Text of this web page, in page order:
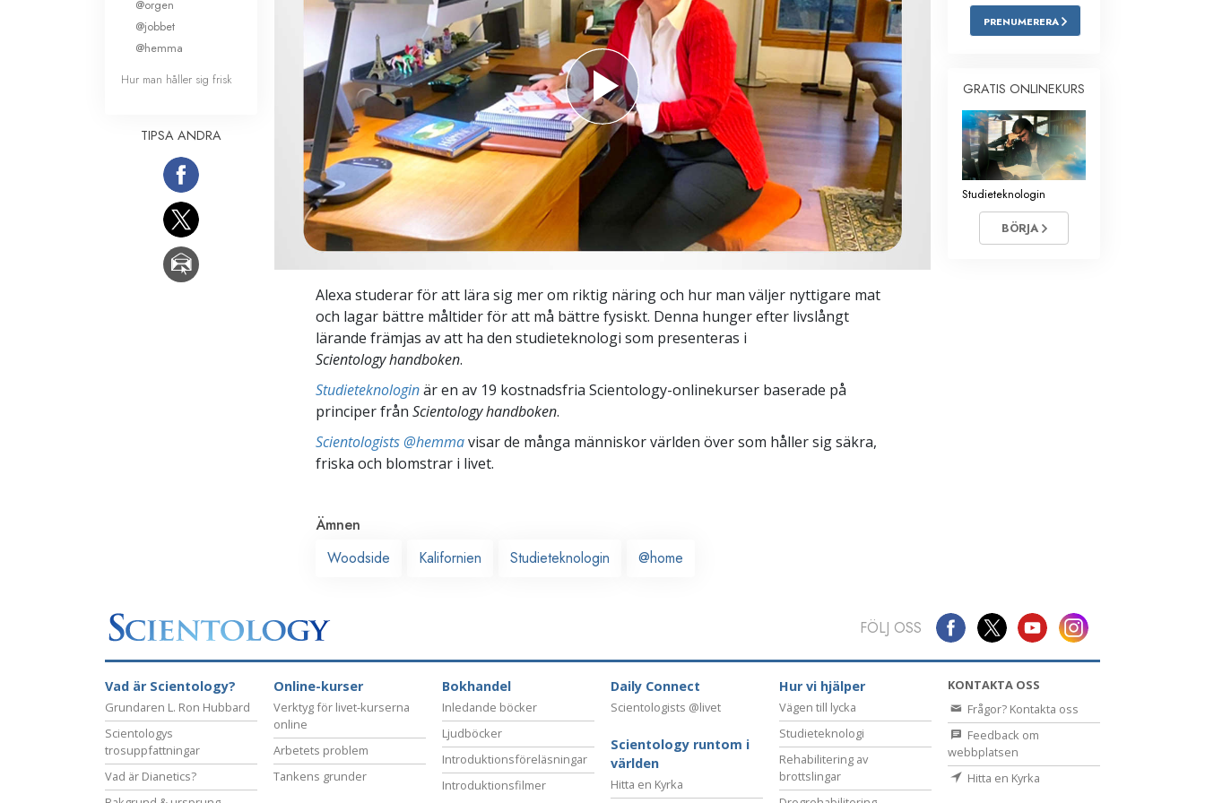
Barn
Verktyg för arbetslivet
Etik och tillstånden
Orsaken till undertryckande
Undersökningar
Organiseringens grunder
Grunderna i public relations
Alexa studerar för att lära sig mer om riktig näring och hur man väljer nyttigare mat
och lagar bättre måltider för att må bättre fysiskt. Denna hunger efter livslångt
lärande främjas av att ha den studieteknologi som presenteras i
Scientology handboken.
Studieteknologinär en av 19 kostnadsfria Scientology-onlinekurser baserade på
principer från Scientology handboken.
Scientologists @hemmavisar de många människor världen över som håller sig säkra,
friska och blomstrar i livet.
Ämnen
Woodside
Kalifornien Studieteknologin @home
@orgen
@jobbet
@hemma
Hur man håller sig frisk
TIPSA ANDRA
PRENUMERERA
GRATIS ONLINEKURS
Studieteknologin
BÖRJA
FÖLJ OSS
Vad är Scientology?
Grundaren L. Ron Hubbard
Scientologys
trosuppfattningar
Vad är Dianetics?
Online-kurser
Verktyg för livet-kurserna
online
Arbetets problem
Tankens grunder
Bokhandel
Inledande böcker
Ljudböcker
Introduktionsföreläsningar
Introduktionsfilmer
Daily Connect
Scientologists @livet
Scientology runtom i
världen
Hitta en Kyrka
Hur vi hjälper
Vägen till lycka
Studieteknologi
Rehabilitering av
brottslingar
KONTAKTA OSS
Frågor? Kontakta oss
Feedback om
webbplatsen
Hitta en Kyrka